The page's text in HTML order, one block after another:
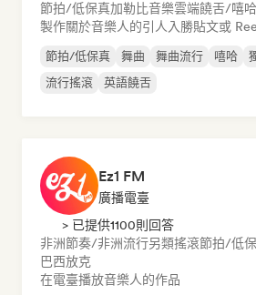
節拍/低保真加勒比音樂雲端饒舌/嘻哈
製作關於音樂人的引人入勝貼文或
節拍/低保真 舞曲 舞曲流行 嘻哈
流行搖滾
英語饒舌
Ez1 FM
廣播電臺
> 已提供1100則回答
非洲節奏/非洲流行另類搖滾節拍/低
巴西放克
在電臺播放音樂人的作品